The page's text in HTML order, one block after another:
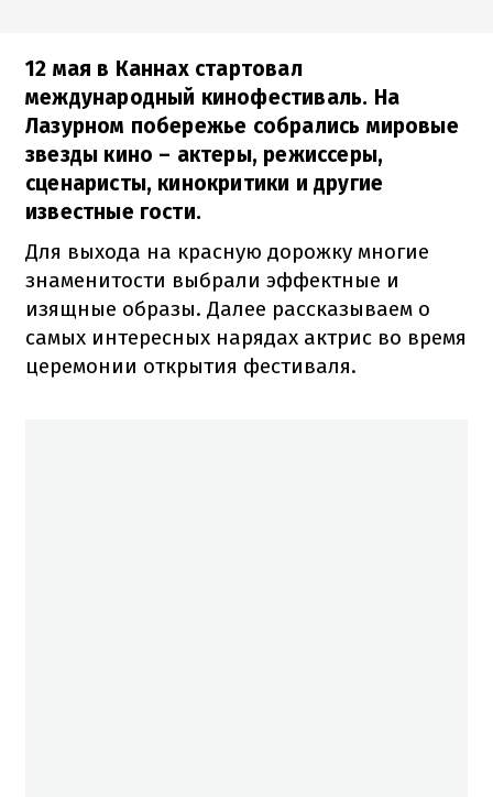
12 мая в Каннах стартовал
международный кинофестиваль. На
Лазурном побережье собрались мировые
звезды кино – актеры, режиссеры,
сценаристы, кинокритики и другие
известные гости.
Для выхода на красную дорожку многие
знаменитости выбрали эффектные и
изящные образы. Далее рассказываем о
самых интересных нарядах актрис во время
церемонии открытия фестиваля.